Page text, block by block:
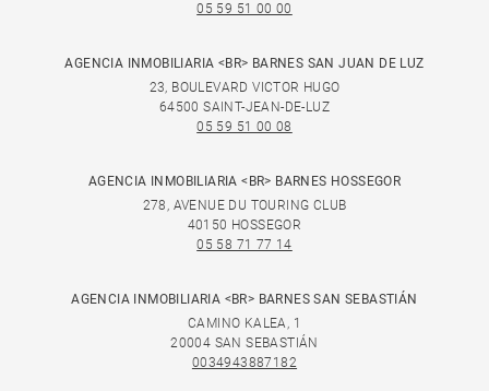
05 59 51 00 00
AGENCIA INMOBILIARIA <BR> BARNES SAN JUAN DE LUZ
23, BOULEVARD VICTOR HUGO
64500 SAINT-JEAN-DE-LUZ
05 59 51 00 08
AGENCIA INMOBILIARIA <BR> BARNES HOSSEGOR
278, AVENUE DU TOURING CLUB
40150 HOSSEGOR
05 58 71 77 14
AGENCIA INMOBILIARIA <BR> BARNES SAN SEBASTIÁN
CAMINO KALEA, 1
20004 SAN SEBASTIÁN
0034943887182